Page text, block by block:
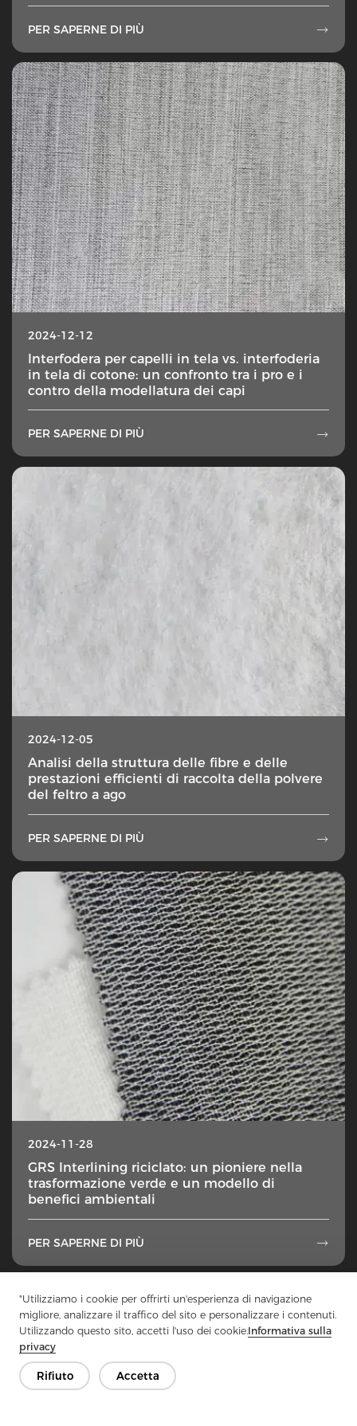
"Utilizziamo i cookie per offrirti un'esperienza di navigazione
migliore, analizzare il traffico del sito e personalizzare i contenuti.
Utilizzando questo sito, accetti l'uso dei cookie.Informativa sulla
privacy
Rifiuto Accetta
PER SAPERNE DI PIÙ 
2024-12-12
Interfodera per capelli in tela vs. interfoderia
in tela di cotone: un confronto tra i pro e i
contro della modellatura dei capi
PER SAPERNE DI PIÙ 
2024-12-05
Analisi della struttura delle fibre e delle
prestazioni efficienti di raccolta della polvere
del feltro a ago
PER SAPERNE DI PIÙ 
2024-11-28
GRS Interlining riciclato: un pioniere nella
trasformazione verde e un modello di
benefici ambientali
PER SAPERNE DI PIÙ 
1 ... 12 13 14 15 16 ... 49
Contattaci